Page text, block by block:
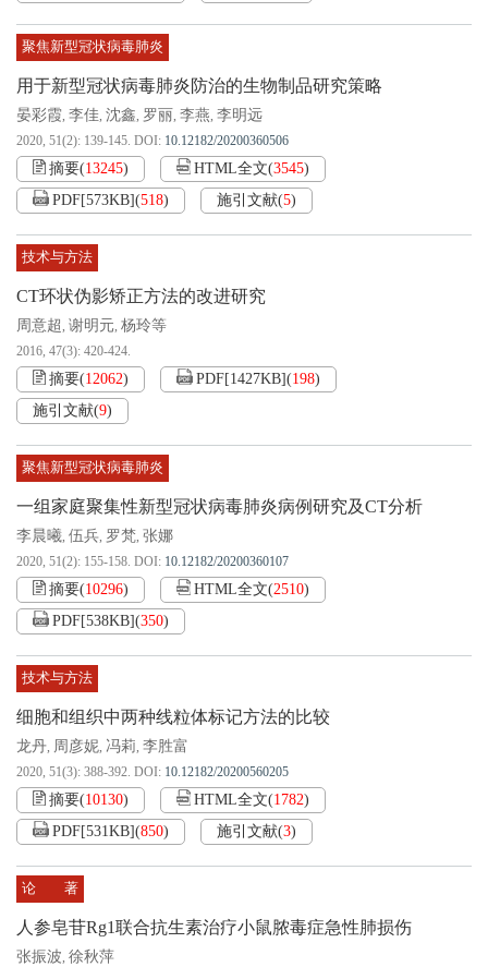
聚焦新型冠状病毒肺炎
用于新型冠状病毒肺炎防治的生物制品研究策略
晏彩霞, 李佳, 沈鑫, 罗丽, 李燕, 李明远
2020, 51(2): 139-145. DOI: 10.12182/20200360506
摘要(13245) HTML全文(3545)
PDF[573KB](518) 施引文献(5)
技术与方法
CT环状伪影矫正方法的改进研究
周意超, 谢明元, 杨玲等
2016, 47(3): 420-424.
摘要(12062) PDF[1427KB](198)
施引文献(9)
聚焦新型冠状病毒肺炎
一组家庭聚集性新型冠状病毒肺炎病例研究及CT分析
李晨曦, 伍兵, 罗梵, 张娜
2020, 51(2): 155-158. DOI: 10.12182/20200360107
摘要(10296) HTML全文(2510)
PDF[538KB](350)
技术与方法
细胞和组织中两种线粒体标记方法的比较
龙丹, 周彦妮, 冯莉, 李胜富
2020, 51(3): 388-392. DOI: 10.12182/20200560205
摘要(10130) HTML全文(1782)
PDF[531KB](850) 施引文献(3)
论 著
人参皂苷Rg1联合抗生素治疗小鼠脓毒症急性肺损伤
张振波, 徐秋萍